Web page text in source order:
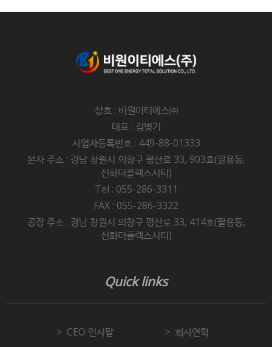
상호 : 비원이티에스㈜
대표 : 김병기
사업자등록번호 : 449-88-01333
본사 주소 : 경남 창원시 의창구 평산로 33, 903호(팔용동,
신화더플렉스시티)
Tel : 055-286-3311
FAX : 055-286-3322
공장 주소 : 경남 창원시 의창구 평산로 33, 414호(팔용동,
신화더플렉스시티)
Quick links
CEO 인사말
회사연혁